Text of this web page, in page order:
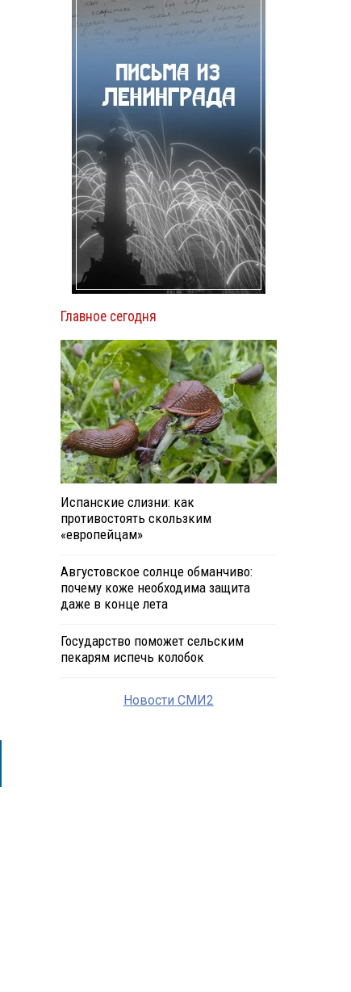
Главное сегодня
Испанские слизни: как
противостоять скользким
«европейцам»
Августовское солнце обманчиво:
почему коже необходима защита
даже в конце лета
Государство поможет сельским
пекарям испечь колобок
Новости СМИ2